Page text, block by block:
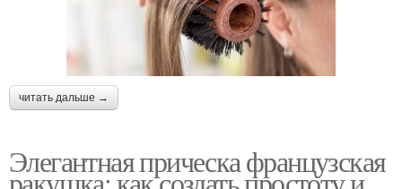
читать дальше →
Элегантная прическа французская